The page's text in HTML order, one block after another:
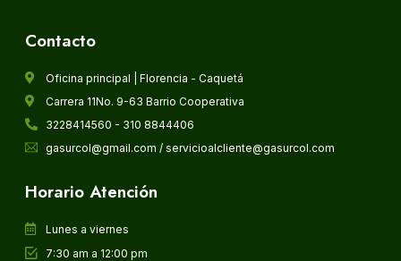
Contacto
Oficina principal | Florencia - Caquetá
Carrera 11No. 9-63 Barrio Cooperativa
3228414560 - 310 8844406
gasurcol@gmail.com / servicioalcliente@gasurcol.com
Horario Atención
Lunes a viernes
7:30 am a 12:00 pm